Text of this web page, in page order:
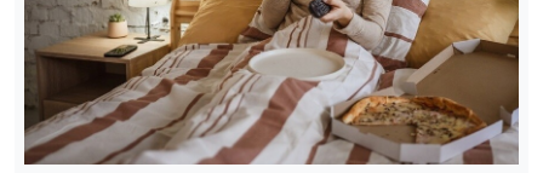
مباشر - حرب إيران تستنزف مخزون
واشنطن من الأسلحة.. وبزشكيان يكشف
تفاصيل إحباط "خطة الغزو البري"